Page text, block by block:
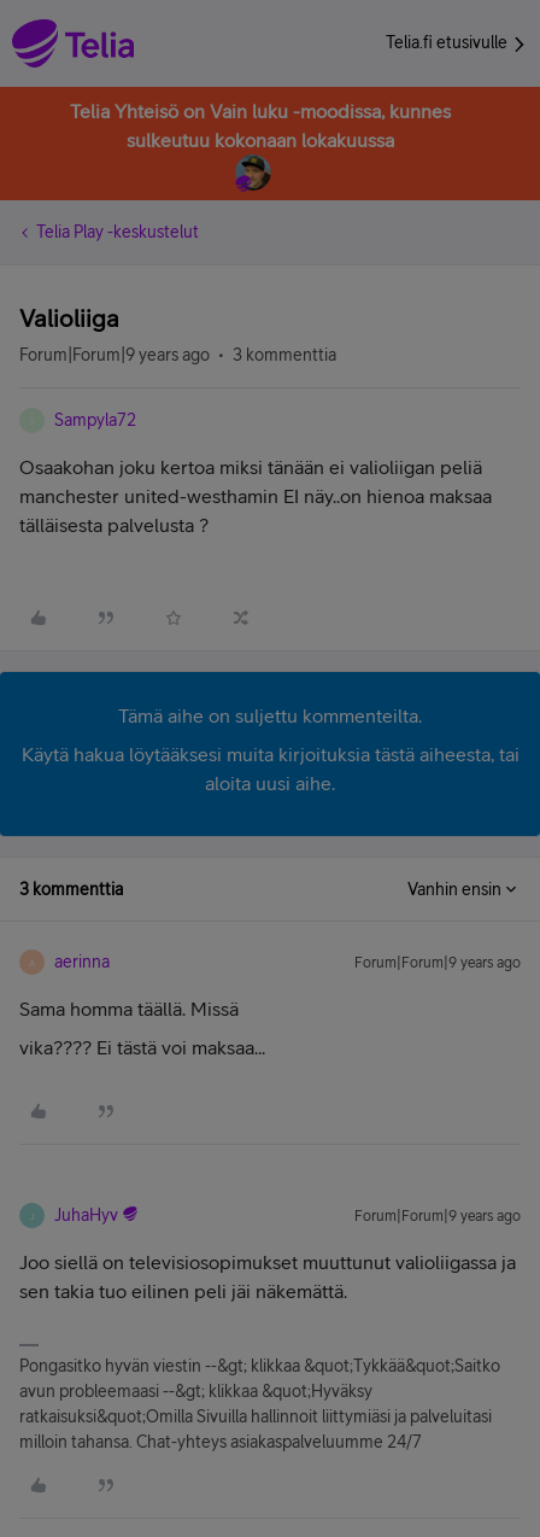
Telia.fi etusivulle
Telia Yhteisö on Vain luku -moodissa, kunnes
sulkeutuu kokonaan lokakuussa
Telia Play -keskustelut
Valioliiga
Forum|Forum|9 years ago 3 kommenttia
Sampyla72
Osaakohan joku kertoa miksi tänään ei valioliigan peliä
manchester united-westhamin EI näy..on hienoa maksaa
tälläisesta palvelusta ?
Tämä aihe on suljettu kommenteilta.
Käytä hakua löytääksesi muita kirjoituksia tästä aiheesta, tai
aloita uusi aihe.
3 kommenttia Vanhin ensin
A aerinna Forum|Forum|9 years ago
Sama homma täällä. Missä
vika???? Ei tästä voi maksaa...
J JuhaHyv Forum|Forum|9 years ago
Joo siellä on televisiosopimukset muuttunut valioliigassa ja
sen takia tuo eilinen peli jäi näkemättä.
Pongasitko hyvän viestin --&gt; klikkaa &quot;Tykkää&quot;Saitko
avun probleemaasi --&gt; klikkaa &quot;Hyväksy
ratkaisuksi&quot;Omilla Sivuilla hallinnoit liittymiäsi ja palveluitasi
milloin tahansa. Chat-yhteys asiakaspalveluumme 24/7